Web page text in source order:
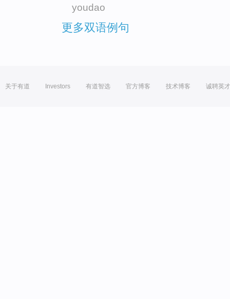
youdao
更多双语例句
关于有道 Investors 有道智选 官方博客 技术博客 诚聘英才